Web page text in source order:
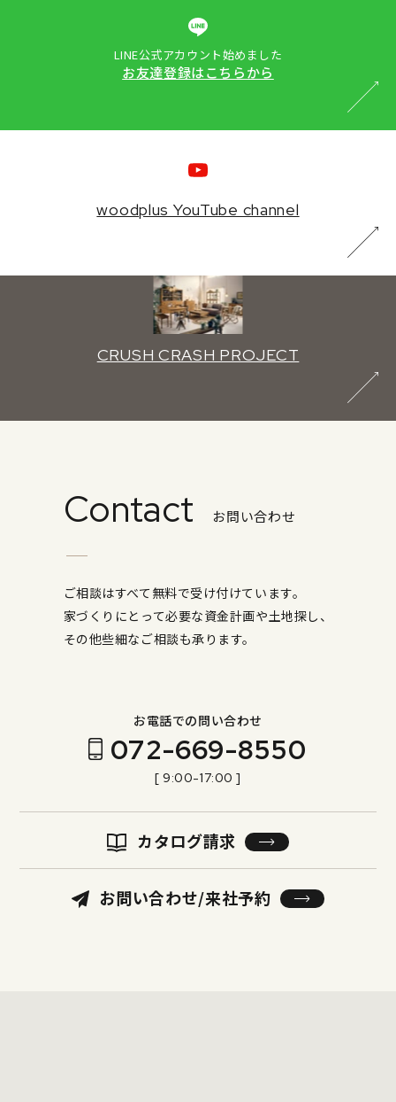
LINE公式アカウント始めました
お友達登録はこちらから
woodplus YouTube channel
CRUSH CRASH PROJECT
Contact お問い合わせ
ご相談はすべて無料で受け付けています。
家づくりにとって必要な資金計画や土地探し、
その他些細なご相談も承ります。
お電話での問い合わせ
072-669-8550
[ 9:00-17:00 ]
カタログ請求
お問い合わせ/来社予約